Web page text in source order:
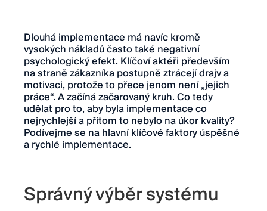
Dlouhá implementace má navíc kromě
vysokých nákladů často také negativní
psychologický efekt. Klíčoví aktéři především
na straně zákazníka postupně ztrácejí drajv a
motivaci, protože to přece jenom není „jejich
práce“. A začíná začarovaný kruh. Co tedy
udělat pro to, aby byla implementace co
nejrychlejší a přitom to nebylo na úkor kvality?
Podívejme se na hlavní klíčové faktory úspěšné
a rychlé implementace.
Správný výběr systému